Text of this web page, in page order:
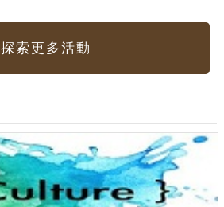
探索更多活動